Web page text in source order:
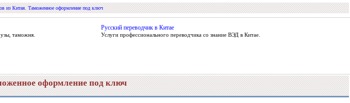
из Китая. Таможенное оформление под ключ
таможня.
Русский переводчик в Китае
Услуги профессионального переводчика со знание ВЭД в Китае.
оформление под ключ